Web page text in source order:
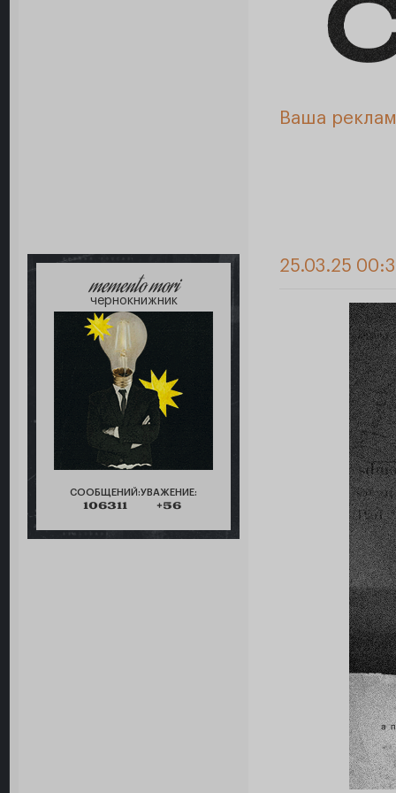
Ваша
memento mori
чернокнижник
СООБЩЕНИЙ:
106311
УВАЖЕНИЕ:
+56
25.03.25